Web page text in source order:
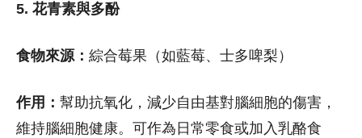
5. 花青素與多酚
食物來源： 綜合莓果（如藍莓、士多啤梨）
作用： 幫助抗氧化，減少自由基對腦細胞的傷害，
維持腦細胞健康。可作為日常零食或加入乳酪食